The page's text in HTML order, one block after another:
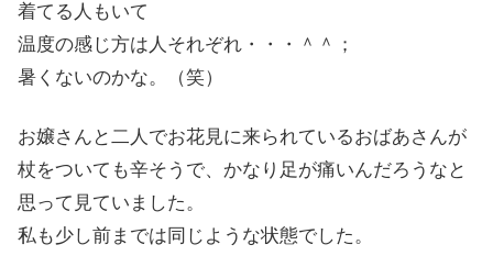
着てる人もいて
温度の感じ方は人それぞれ・・・＾＾；
暑くないのかな。（笑）
お嬢さんと二人でお花見に来られているおばあさんが
杖をついても辛そうで、かなり足が痛いんだろうなと
思って見ていました。
私も少し前までは同じような状態でした。